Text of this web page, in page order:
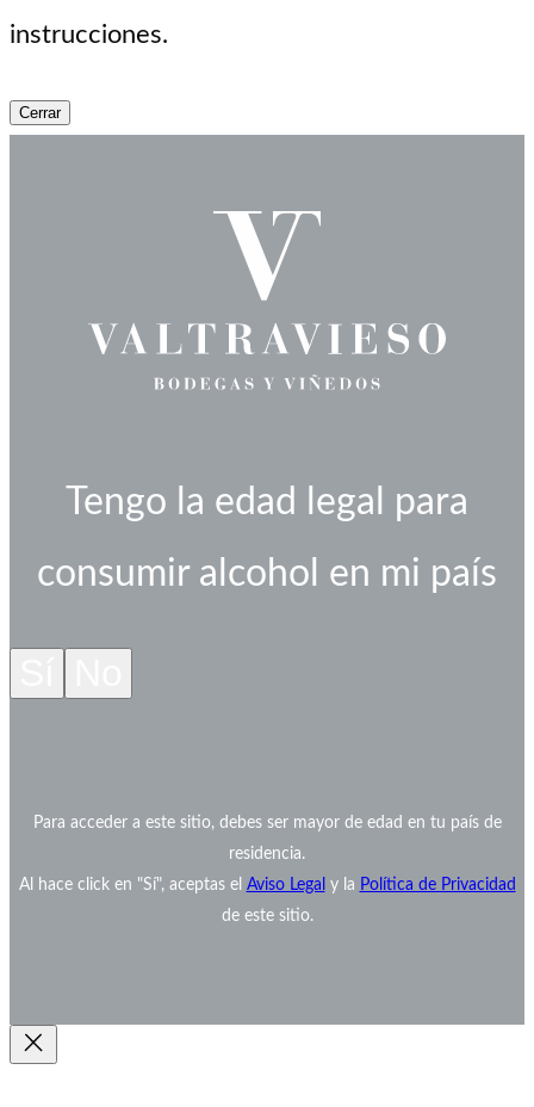
instrucciones.
Cerrar
Tengo la edad legal para
consumir alcohol en mi país
Para acceder a este sitio, debes ser mayor de edad en tu país de
residencia.
Al hace click en "Sí", aceptas el Aviso Legal y la Política de Privacidad
de este sitio.